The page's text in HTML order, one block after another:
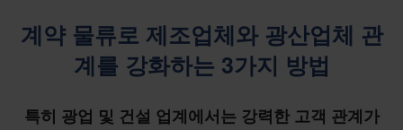
계약 물류로 제조업체와 광산업체 관
계를 강화하는 3가지 방법
특히 광업 및 건설 업계에서는 강력한 고객 관계가